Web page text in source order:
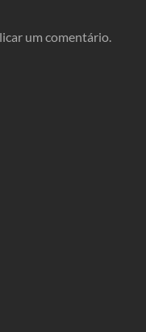
um comentário.